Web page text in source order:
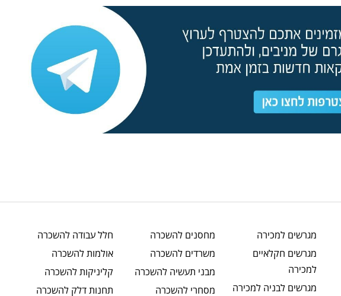
מגרשים למכירה
מגרשים חקלאיים
למכירה
מגרשים לבניה למכירה
מחסנים להשכרה
משרדים להשכרה
מבני תעשיה להשכרה
מסחרי להשכרה
חלל עבודה להשכרה
אולמותלהשכרה
קליניקותלהשכרה
תחנות דלק להשכרה